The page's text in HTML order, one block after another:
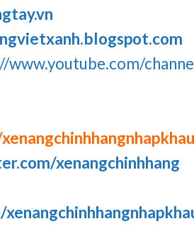
www.youtube.com/
xenangchinhhang